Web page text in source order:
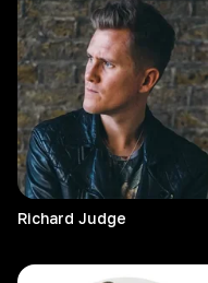
Richard Judge